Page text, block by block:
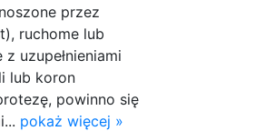
przez
ruchome lub
uzupełnieniami
lub koron
powinno się
pokaż więcej »